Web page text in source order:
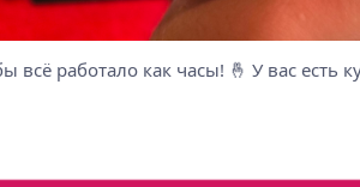
всё работало как часы! 🤞 У вас